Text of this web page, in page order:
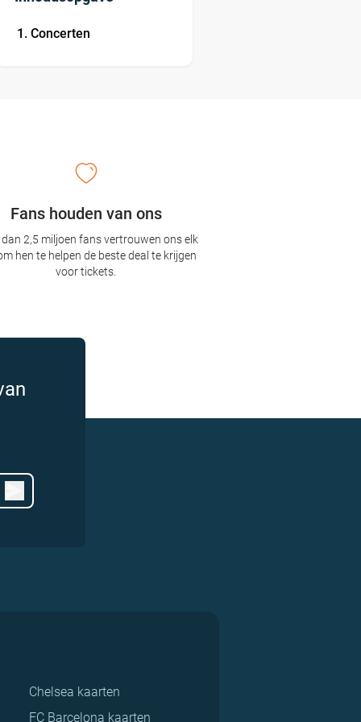
Concerten
Fans houden van ons
dan 2,5 miljoen fans vertrouwen ons elk
hen te helpen de beste deal te krijgen
voor tickets.
Chelsea kaarten
FC Barcelona kaarten